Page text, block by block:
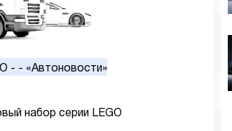
набор серии LEGO